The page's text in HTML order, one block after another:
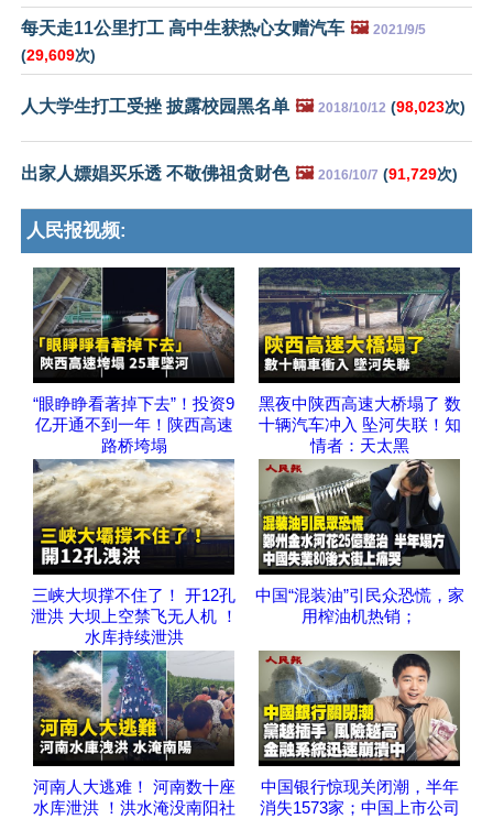
每天走11公里打工 高中生获热心女赠汽车 🖼️ 2021/9/5
(29,609次)
人大学生打工受挫 披露校园黑名单 🖼️ 2018/10/12 (98,023次)
出家人嫖娼买乐透 不敬佛祖贪财色 🖼️ 2016/10/7 (91,729次)
人民报视频:
“眼睁睁‬看著‬掉下去”！投资9
亿开通不到一年！陕西高速
路桥垮塌
黑夜中陕西高速大桥塌了 数
十辆汽车冲入 坠河失联！知
情者：天太黑
三峡大坝撑不住了！ 开12孔
泄洪 大坝上空禁飞无人机 ！
水库持续泄洪
中国“混装油”引民众恐慌，家
用榨油机热销；
河南人大逃难！ 河南数十座
水库泄洪 ！洪水淹没南阳社
中国银行惊现关闭潮，半年
消失1573家；中国上市公司